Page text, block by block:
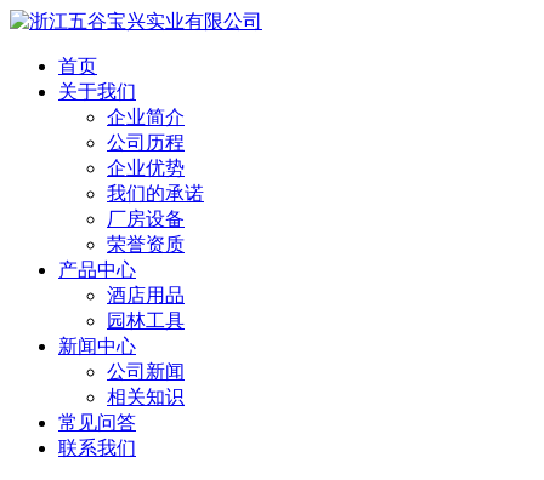
首页
关于我们
企业简介
公司历程
企业优势
我们的承诺
厂房设备
荣誉资质
产品中心
酒店用品
园林工具
新闻中心
公司新闻
相关知识
常见问答
联系我们